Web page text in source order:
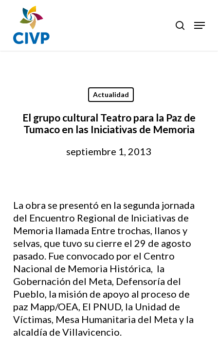
main
content
search
Menu
Actualidad
El grupo cultural Teatro para la Paz de
Tumaco en las Iniciativas de Memoria
septiembre 1, 2013
La obra se presentó en la segunda jornada
del Encuentro Regional de Iniciativas de
Memoria llamada Entre trochas, llanos y
selvas, que tuvo su cierre el 29 de agosto
pasado. Fue convocado por el Centro
Nacional de Memoria Histórica, la
Gobernación del Meta, Defensoría del
Pueblo, la misión de apoyo al proceso de
paz Mapp/OEA, El PNUD, la Unidad de
Víctimas, Mesa Humanitaria del Meta y la
alcaldía de Villavicencio.
Close